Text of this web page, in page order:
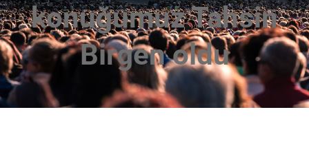
konuğumuz Tahsin
Birgen oldu